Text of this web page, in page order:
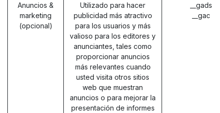
Anuncios &
marketing
(opcional)
Utilizado para hacer
publicidad más atractivo
para los usuarios y más
valioso para los editores y
anunciantes, tales como
proporcionar anuncios
más relevantes cuando
usted visita otros sitios
web que muestran
anuncios o para mejorar la
presentación de informes
__gads
__gac